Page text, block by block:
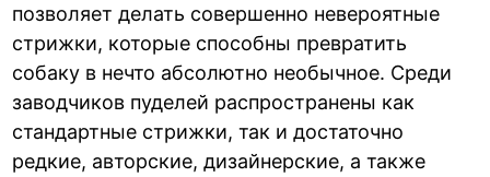
позволяет делать совершенно невероятные
стрижки, которые способны превратить
собаку в нечто абсолютно необычное. Среди
заводчиков пуделей распространены как
стандартные стрижки, так и достаточно
редкие, авторские, дизайнерские, а также